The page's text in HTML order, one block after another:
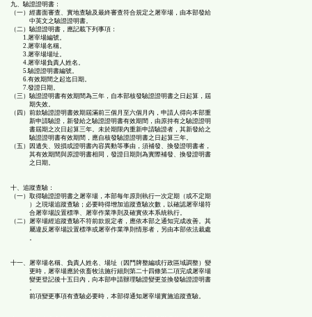
九、驗證證明書：
（一）經書面審查、實地查驗及最終審查符合規定之屠宰場，由本部發給
中英文之驗證證明書。
（二）驗證證明書，應記載下列事項：
1.屠宰場編號。
2.屠宰場名稱。
3.屠宰場場址。
4.屠宰場負責人姓名。
5.驗證證明書編號。
6.有效期間之起迄日期。
7.發證日期。
（三）驗證證明書有效期間為三年，自本部核發驗證證明書之日起算，屆
期失效。
（四）前款驗證證明書效期屆滿前三個月至六個月內，申請人得向本部重
新申請驗證，新發給之驗證證明書有效期間，由原持有之驗證證明
書屆期之次日起算三年。未於期限內重新申請驗證者，其新發給之
驗證證明書有效期間，應自核發驗證證明書之日起算三年。
（五）因遺失、毀損或證明書內容異動等事由，須補發、換發證明書者，
其有效期間與原證明書相同，發證日期則為實際補發、換發證明書
之日期。
十、追蹤查驗：
（一）取得驗證證明書之屠宰場，本部每年原則執行一次定期（或不定期
）之現場追蹤查驗；必要時得增加追蹤查驗次數，以確認屠宰場符
合屠宰場設置標準、屠宰作業準則及確實依本系統執行。
（二）屠宰場經追蹤查驗不符前款規定者，應依本部之通知完成改善。其
屬違反屠宰場設置標準或屠宰作業準則情形者，另由本部依法裁處
。
十一、屠宰場名稱、負責人姓名、場址（因門牌整編或行政區域調整）變
更時，屠宰場應於依畜牧法施行細則第二十四條第二項完成屠宰場
變更登記後十五日內，向本部申請辦理驗證變更並換發驗證證明書
。
前項變更事項有查驗必要時，本部得通知屠宰場實施追蹤查驗。